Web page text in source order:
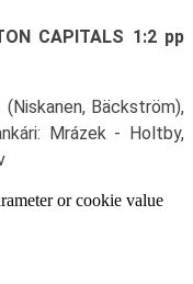
CAPITALS 1:2 pp
Bäckström),
Mrázek - Holtby,